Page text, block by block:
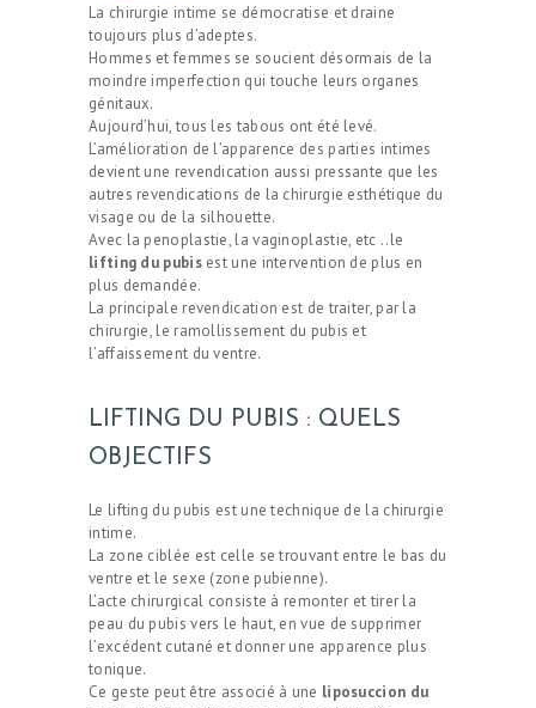
La chirurgie intime se démocratise et draine
toujours plus d’adeptes.
Hommes et femmes se soucient désormais de la
moindre imperfection qui touche leurs organes
génitaux.
Aujourd’hui, tous les tabous ont été levé.
L’amélioration de l’apparence des parties intimes
devient une revendication aussi pressante que les
autres revendications de la chirurgie esthétique du
visage ou de la silhouette.
Avec la penoplastie, la vaginoplastie, etc ..le
lifting du pubisest une intervention de plus en
plus demandée.
La principale revendication est de traiter, par la
chirurgie, le ramollissement du pubis et
l’affaissement du ventre.
LIFTING DU PUBIS : QUELS
OBJECTIFS
Le lifting du pubis est une technique de la chirurgie
intime.
La zone ciblée est celle se trouvant entre le bas du
ventre et le sexe (zone pubienne).
L’acte chirurgical consiste à remonter et tirer la
peau du pubis vers le haut, en vue de supprimer
l’excédent cutané et donner une apparence plus
tonique.
Ce geste peut être associé à une liposuccion du